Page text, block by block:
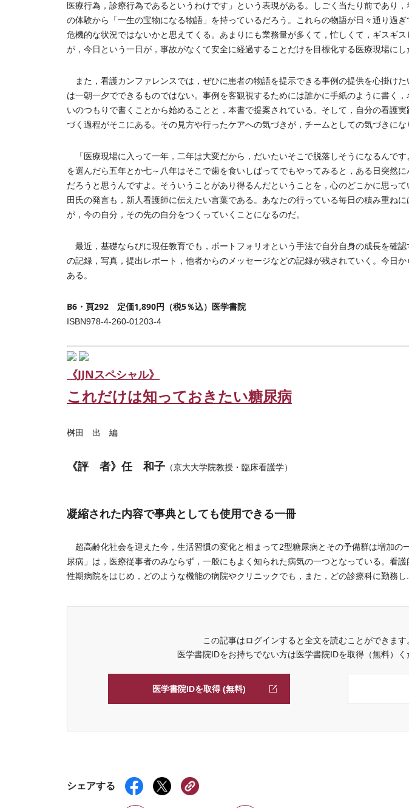
医療行為，診療行為であるというわけです」という表現がある。しごく当たり前であり
の体験から「一生の宝物になる物語」を持っているだろう。これらの物語が日々通り過
危機的な状況ではないかと思えてくる。あまりにも業務量が多くて，忙しくて，ギスギ
が，今日という一日が，事故がなくて安全に経過することだけを目標化する医療現場にし
また，看護カンファレンスでは，ぜひに患者の物語を提示できる事例の提供を心掛け
は一朝一夕でできるものではない。事例を客観視するためには誰かに手紙のように書く
いのつもりで書くことから始めることと，本書で提案されている。そして，自分の看護
づく過程がそこにある。その見方や行ったケアへの気づきが，チームとしての気づきにな
「医療現場に入って一年，二年は大変だから，だいたいそこで脱落しそうになるんで
を選んだら五年とか七～八年はそこで歯を食いしばってでもやってみると，ある日突然
だろうと思うんですよ。そういうことがあり得るんだということを，心のどこかに思っ
田氏の発言も，新人看護師に伝えたい言葉である。あなたの行っている毎日の積み重ね
が，今の自分，その先の自分をつくっていくことになるのだ。
最近，基礎ならびに現任教育でも，ポートフォリオという手法で自分自身の成長を確
の記録，写真，提出レポート，他者からのメッセージなどの記録が残されていく。今日
ある。
B6・頁292 定価1,890円（税5％込）医学書院
ISBN978-4-260-01203-4
《JJNスペシャル》
これだけは知っておきたい糖尿病
桝田 出 編
《評 者》任 和子 （京大大学院教授・臨床看護学）
凝縮された内容で事典としても使用できる一冊
超高齢化社会を迎えた今，生活習慣の変化と相まって2型糖尿病とその予備群は増加の
尿病」は，医療従事者のみならず，一般にもよく知られた病気の一つとなっている。看護
性期病院をはじめ，どのような機能の病院やクリニックでも，また，どの診療科に勤務し...
この記事はログインすると全文を読むことができます
医学書院IDをお持ちでない方は医学書院IDを取得（無料）く
医学書院IDを取得 (無料)
シェアする